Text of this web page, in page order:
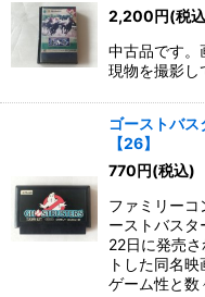
2,200円(税
中古品です。
現物を撮影し
ゴーストバ
【26】
770円(税込)
ファミリー
ーストバス
22日に発売
トした同名
ゲーム性と